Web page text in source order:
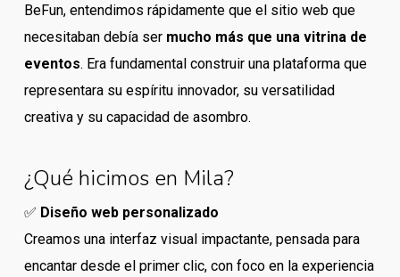
BeFun, entendimos rápidamente que el sitio web que
necesitaban debía ser mucho más que una vitrina de
eventos. Era fundamental construir una plataforma que
representara su espíritu innovador, su versatilidad
creativa y su capacidad de asombro.
¿Qué hicimos en Mila?
✅ Diseño web personalizado
Creamos una interfaz visual impactante, pensada para
encantar desde el primer clic, con foco en la experiencia